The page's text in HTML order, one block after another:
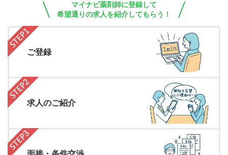
マイナビ薬剤師に登録して
希望通りの求人を紹介してもらう！
ご登録
求人のご紹介